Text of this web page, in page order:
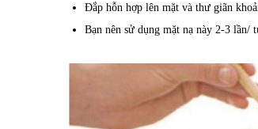
Đắp hỗn hợp lên mặt và thư giãn
Bạn nên sử dụng mặt nạ này 2-3 lần/